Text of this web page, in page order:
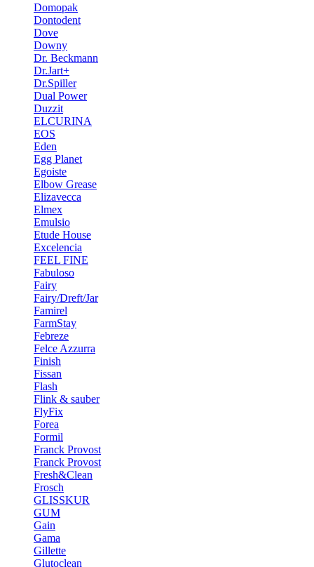
Domopak
Dontodent
Dove
Downy
Dr. Beckmann
Dr.Jart+
Dr.Spiller
Dual Power
Duzzit
ELCURINA
EOS
Eden
Egg Planet
Egoiste
Elbow Grease
Elizavecca
Elmex
Emulsio
Etude House
Excelencia
FEEL FINE
Fabuloso
Fairy
Fairy/Dreft/Jar
Famirel
FarmStay
Febreze
Felce Azzurra
Finish
Fissan
Flash
Flink & sauber
FlyFix
Forea
Formil
Franck Provost
Franck Provost
Fresh&Clean
Frosch
GLISSKUR
GUM
Gain
Gama
Gillette
Glutoclean